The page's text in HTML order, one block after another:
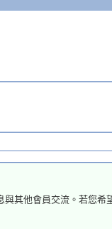
其他會員交流。若您